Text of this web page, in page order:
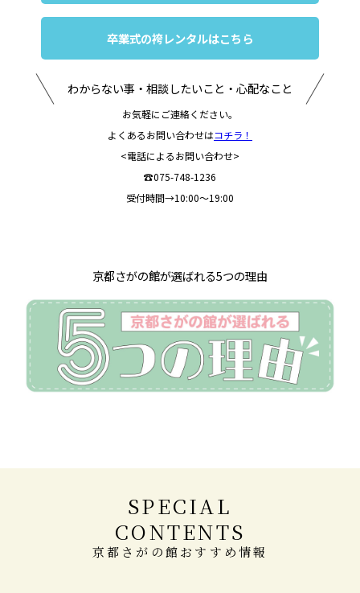
卒業式の袴レンタルはこちら
わからない事・相談したいこと・心配なこと
お気軽にご連絡ください。
よくあるお問い合わせはコチラ！
<電話によるお問い合わせ>
☎075-748-1236
受付時間→10:00～19:00
京都さがの館が選ばれる5つの理由
SPECIAL
CONTENTS
京都さがの館おすすめ情報